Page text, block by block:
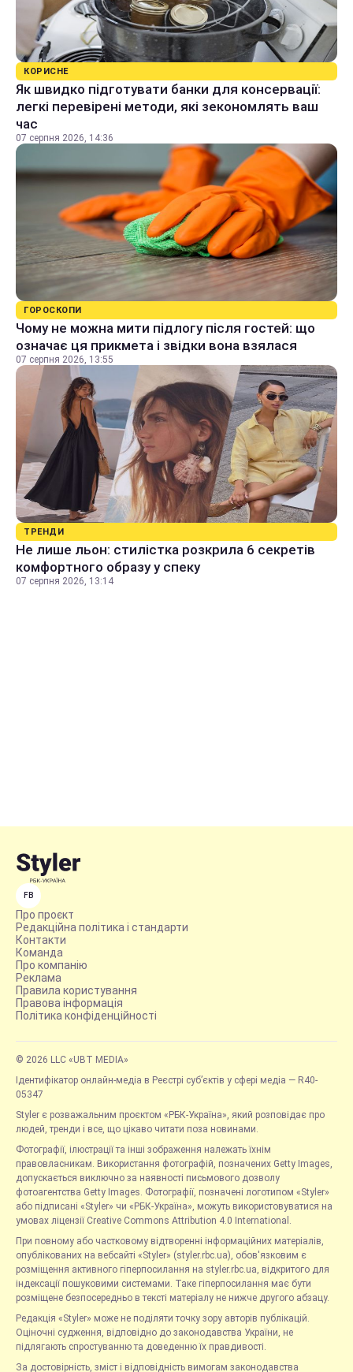
КОРИСНЕ
Як швидко підготувати банки для консервації:
легкі перевірені методи, які зекономлять ваш
час
07 серпня 2026, 14:36
ГОРОСКОПИ
Чому не можна мити підлогу після гостей: що
означає ця прикмета і звідки вона взялася
07 серпня 2026, 13:55
ТРЕНДИ
Не лише льон: стилістка розкрила 6 секретів
комфортного образу у спеку
07 серпня 2026, 13:14
FB
Про проєкт
Редакційна політика і стандарти
Контакти
Команда
Про компанію
Реклама
Правила користування
Правова інформація
Політика конфіденційності
© 2026 LLC «UBT MEDIA»
Ідентифікатор онлайн-медіа в Реєстрі суб’єктів у сфері медіа — R40-
05347
Styler є розважальним проєктом «РБК-Україна», який розповідає про
людей, тренди і все, що цікаво читати поза новинами.
Фотографії, ілюстрації та інші зображення належать їхнім
правовласникам. Використання фотографій, позначених Getty Images,
допускається виключно за наявності письмового дозволу
фотоагентства Getty Images. Фотографії, позначені логотипом «Styler»
або підписані «Styler» чи «РБК-Україна», можуть використовуватися на
умовах ліцензії Creative Commons Attribution 4.0 International.
При повному або частковому відтворенні інформаційних матеріалів,
опублікованих на вебсайті «Styler» (styler.rbc.ua), обов'язковим є
розміщення активного гіперпосилання на styler.rbc.ua, відкритого для
індексації пошуковими системами. Таке гіперпосилання має бути
розміщене безпосередньо в тексті матеріалу не нижче другого абзацу.
Редакція «Styler» може не поділяти точку зору авторів публікацій.
Оціночні судження, відповідно до законодавства України, не
підлягають спростуванню та доведенню їх правдивості.
За достовірність, зміст і відповідність вимогам законодавства